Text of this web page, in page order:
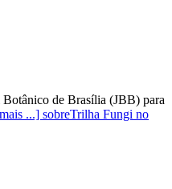
Botânico de Brasília (JBB) para
...] sobreTrilha Fungi no